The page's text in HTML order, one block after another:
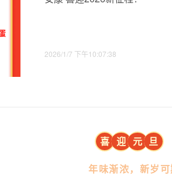
2026/1/7 下午10:07:38
喜 迎 元 旦
年味渐浓，新岁可